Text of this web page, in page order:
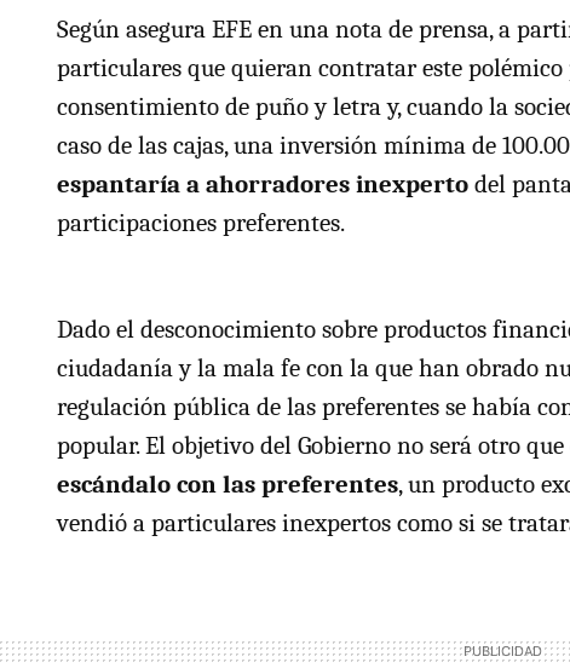
Según asegura EFE en una nota de prensa, a
particulares que quieran contratar este
consentimiento de puño y letra y, cuando la
caso de las cajas, una inversión mínima de
espantaría a ahorradores inexperto del
participaciones preferentes.
Dado el desconocimiento sobre productos
ciudadanía y la mala fe con la que han obrado
regulación pública de las preferentes se había
popular. El objetivo del Gobierno no será otro que
escándalo con las preferentes, un producto
vendió a particulares inexpertos como si se